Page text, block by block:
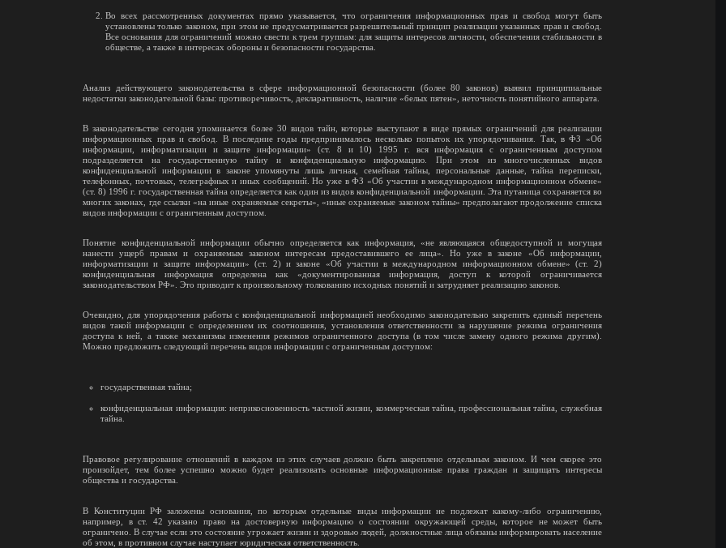
Во всех рассмотренных документах прямо указывается, что ограничения информационных прав и свобод могут быть
установлены только законом, при этом не предусматривается разрешительный принцип реализации указанных прав и свобод.
Все основания для ограничений можно свести к трем группам: для защиты интересов личности, обеспечения стабильности в
обществе, а также в интересах обороны и безопасности государства.
Анализ действующего законодательства в сфере информационной безопасности (более 80 законов) выявил принципиальные
недостатки законодательной базы: противоречивость, декларативность, наличие «белых пятен», неточность понятийного аппарата.
В законодательстве сегодня упоминается более 30 видов тайн, которые выступают в виде прямых ограничений для реализации
информационных прав и свобод. В последние годы предпринималось несколько попыток их упорядочивания. Так, в ФЗ «Об
информации, информатизации и защите информации» (ст. 8 и 10) 1995 г. вся информация с ограниченным доступом
подразделяется на государственную тайну и конфиденциальную информацию. При этом из многочисленных видов
конфиденциальной информации в законе упомянуты лишь личная, семейная тайны, персональные данные, тайна переписки,
телефонных, почтовых, телеграфных и иных сообщений. Но уже в ФЗ «Об участии в международном информационном обмене»
(ст. 8) 1996 г. государственная тайна определяется как один из видов конфиденциальной информации. Эта путаница сохраняется во
многих законах, где ссылки «на иные охраняемые секреты», «иные охраняемые законом тайны» предполагают продолжение списка
видов информации с ограниченным доступом.
Понятие конфиденциальной информации обычно определяется как информация, «не являющаяся общедоступной и могущая
нанести ущерб правам и охраняемым законом интересам предоставившего ее лица». Но уже в законе «Об информации,
информатизации и защите информации» (ст. 2) и законе «Об участии в международном информационном обмене» (ст. 2)
конфиденциальная информация определена как «документированная информация, доступ к которой ограничивается
законодательством РФ». Это приводит к произвольному толкованию исходных понятий и затрудняет реализацию законов.
Очевидно, для упорядочения работы с конфиденциальной информацией необходимо законодательно закрепить единый перечень
видов такой информации с определением их соотношения, установления ответственности за нарушение режима ограничения
доступа к ней, а также механизмы изменения режимов ограниченного доступа (в том числе замену одного режима другим).
Можно предложить следующий перечень видов информации с ограниченным доступом:
государственная тайна;
конфиденциальная информация: неприкосновенность частной жизни, коммерческая тайна, профессиональная тайна, служебная
тайна.
Правовое регулирование отношений в каждом из этих случаев должно быть закреплено отдельным законом. И чем скорее это
произойдет, тем более успешно можно будет реализовать основные информационные права граждан и защищать интересы
общества и государства.
В Конституции РФ заложены основания, по которым отдельные виды информации не подлежат какому-либо ограничению,
например, в ст. 42 указано право на достоверную информацию о состоянии окружающей среды, которое не может быть
ограничено. В случае если это состояние угрожает жизни и здоровью людей, должностные лица обязаны информировать население
об этом, в противном случае наступает юридическая ответственность.